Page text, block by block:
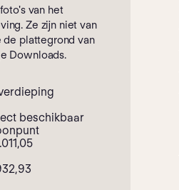
van het
Ze zijn niet van
plattegrond van
Downloads.
beschikbaar